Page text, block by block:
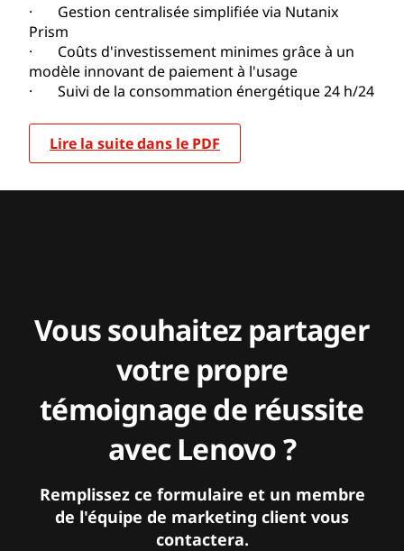
· Gestion centralisée simplifiée via Nutanix
Prism
· Coûts d'investissement minimes grâce à un
modèle innovant de paiement à l'usage
· Suivi de la consommation énergétique 24 h/24
Lire la suite dans le PDF
Vous souhaitez partager
votre propre
témoignage de réussite
avec Lenovo ?
Remplissez ce formulaire et un membre
de l'équipe de marketing client vous
contactera.